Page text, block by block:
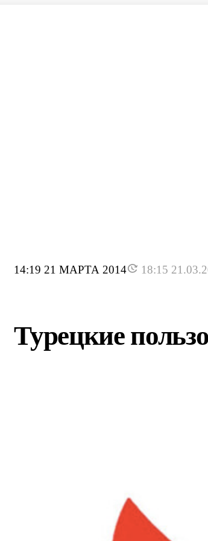
14:19 21 МАРТА 2014 18:15
Турецкие